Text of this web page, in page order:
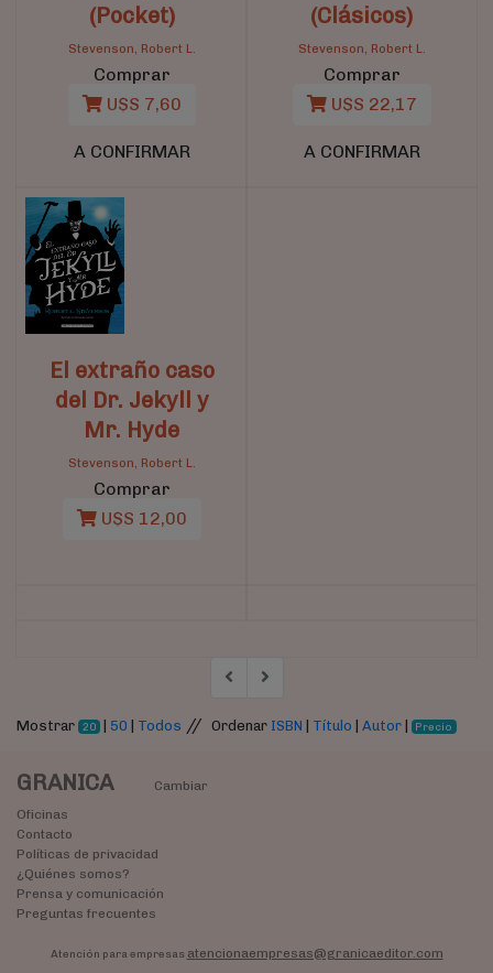
(Pocket)
Stevenson, Robert L.
Comprar
U$S 7,60
A CONFIRMAR
(Clásicos)
Stevenson, Robert L.
Comprar
U$S 22,17
A CONFIRMAR
El extraño caso
del Dr. Jekyll y
Mr. Hyde
Stevenson, Robert L.
Comprar
U$S 12,00
Mostrar 20 | 50 Todos // Ordenar ISBN Título Autor| Precio
GRANICA
Cambiar
Oficinas
Contacto
Políticas de privacidad
¿Quiénes somos?
Prensa y comunicación
Preguntas frecuentes
Atención para empresas atencionaempresas@granicaeditor.com